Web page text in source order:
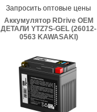
Запросить оптовые цены
Аккумулятор RDrive OEM
ДЕТАЛИ YTZ7S-GEL (26012-
0563 KAWASAKI)